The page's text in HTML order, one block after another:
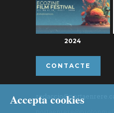
2024
CONTACTE
redaccio@portaenrere.cat
Accepta cookies